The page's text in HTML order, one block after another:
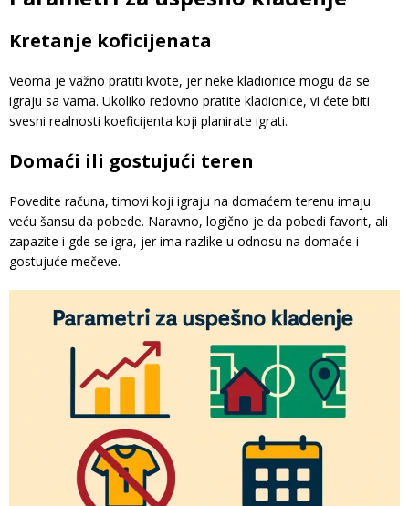
Kretanje koficijenata
Veoma je važno pratiti kvote, jer neke kladionice mogu da se
igraju sa vama. Ukoliko redovno pratite kladionice, vi ćete biti
svesni realnosti koeficijenta koji planirate igrati.
Domaći ili gostujući teren
Povedite računa, timovi koji igraju na domaćem terenu imaju
veću šansu da pobede. Naravno, logično je da pobedi favorit, ali
zapazite i gde se igra, jer ima razlike u odnosu na domaće i
gostujuće mečeve.